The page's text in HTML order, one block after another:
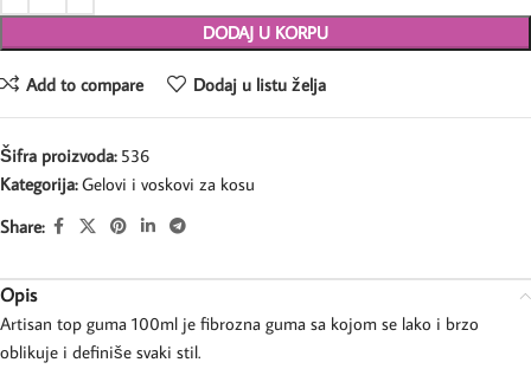
DODAJ U KORPU
Add to compare Dodaj u listu želja
Šifra proizvoda: 536
Kategorija: Gelovi i voskovi za kosu
Share:
Opis
Artisan top guma 100ml je fibrozna guma sa kojom se lako i brzo
oblikuje i definiše svaki stil.